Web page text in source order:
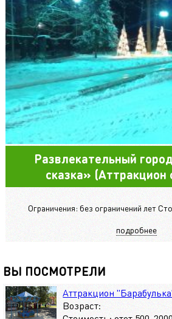
Развлекательный
сказка» (Аттракцион
Ограничения: без ограничений лет
подробнее
ВЫ ПОСМОТРЕЛИ
Аттракцион
Возраст: